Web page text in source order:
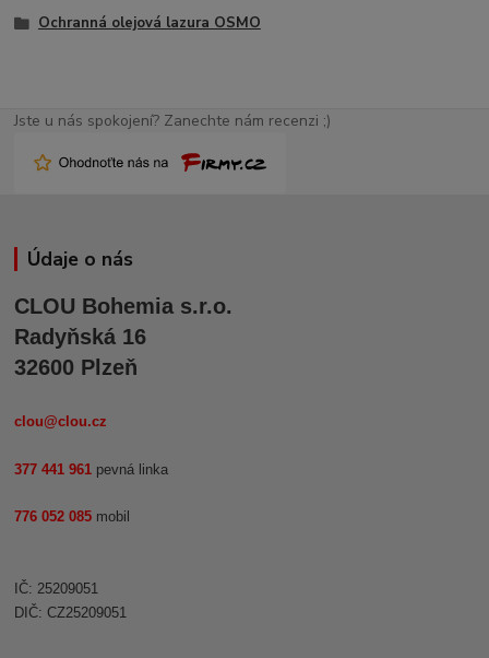
Ochranná olejová lazura OSMO
Jste u nás spokojení? Zanechte nám recenzi ;)
Údaje o nás
CLOU Bohemia s.r.o.
Radyňská 16
32600 Plzeň
clou@clou.cz
377 441 961 pevná linka
776 052 085 mobil
IČ: 25209051
DIČ: CZ25209051